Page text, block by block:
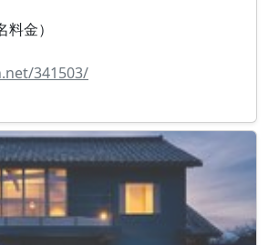
金）
341503/